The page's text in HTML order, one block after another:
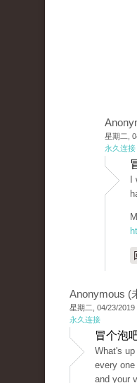
星期二,
永久连接
Anonymous (
星期二, 04/23/2019
永久连接
冒个泡
What's
every
and your